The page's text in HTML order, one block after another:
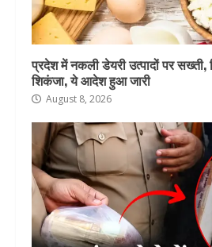
प्रदेश में नकली डेयरी उत्पादों पर सख्ती,
शिकंजा, ये आदेश हुआ जारी
August 8, 2026